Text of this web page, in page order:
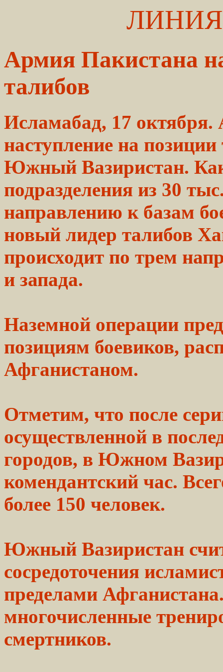
Армия Пакистана
талибов
Исламабад, 17
наступление на
Южный Вазиристан.
подразделения из 30
направлению к базам
новый лидер талибов
происходит по трем
и запада.
Наземной операции
позициям боевиков,
Афганистаном.
Отметим, что после
осуществленной в
городов, в Южном
комендантский час.
более 150 человек.
Южный Вазиристан
сосредоточения
пределами
многочисленные
смертников.